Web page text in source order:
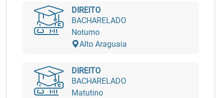
DIREITO
BACHARELADO
Noturno
Alto Araguaia
DIREITO
BACHARELADO
Matutino